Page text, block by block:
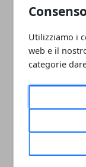
Utilizziamo i
web e il
categorie
ROMANO
05/11/2024